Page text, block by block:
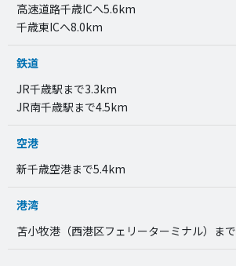
高速道路千歳ICへ5.6km
千歳東ICへ8.0km
鉄道
JR千歳駅まで3.3km
JR南千歳駅まで4.5km
空港
新千歳空港まで5.4km
港湾
苫小牧港（西港区フェリーターミナル）ま